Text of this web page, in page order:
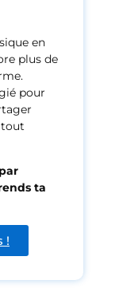
en
plus de
pour
tout
ta
!